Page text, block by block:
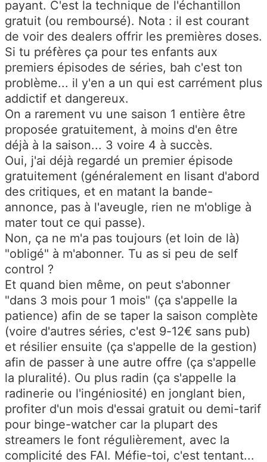
payant. C'est la technique de l'échantillon
gratuit (ou remboursé). Nota : il est courant
de voir des dealers offrir les premières doses.
Si tu préfères ça pour tes enfants aux
premiers épisodes de séries, bah c'est ton
problème... il y'en a un qui est carrément plus
addictif et dangereux.
On a rarement vu une saison 1 entière être
proposée gratuitement, à moins d'en être
déjà à la saison... 3 voire 4 à succès.
Oui, j'ai déjà regardé un premier épisode
gratuitement (généralement en lisant d'abord
des critiques, et en matant la bande-
annonce, pas à l'aveugle, rien ne m'oblige à
mater tout ce qui passe).
Non, ça ne m'a pas toujours (et loin de là)
"obligé" à m'abonner. Tu as si peu de self
control ?
Et quand bien même, on peut s'abonner
"dans 3 mois pour 1 mois" (ça s'appelle la
patience) afin de se taper la saison complète
(voire d'autres séries, c'est 9-12€ sans pub)
et résilier ensuite (ça s'appelle de la gestion)
afin de passer à une autre offre (ça s'appelle
la pluralité). Ou plus radin (ça s'appelle la
radinerie ou l'ingéniosité) en jonglant bien,
profiter d'un mois d'essai gratuit ou demi-tarif
pour binge-watcher car la plupart des
streamers le font régulièrement, avec la
complicité des FAI. Méfie-toi, c'est tentant...